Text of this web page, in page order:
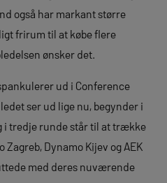
også har markant større
frirum til at købe flere
ønsker det.
ud i Conference
ser ud lige nu, begynder i
i tredje runde står til at trække
Zagreb, Dynamo Kijev og AEK
med deres nuværende